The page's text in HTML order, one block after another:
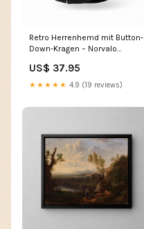
Retro Herrenhemd mit Button-
Down-Kragen – Norvalo
US$ 37.95
★★★★★ 4.9 (19 reviews)